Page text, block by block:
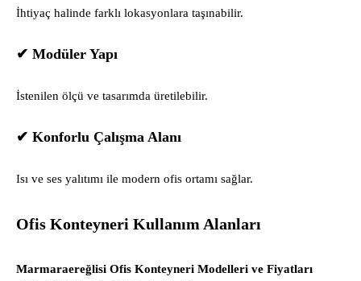
İhtiyaç halinde farklı lokasyonlara taşınabilir.
✔ Modüler Yapı
İstenilen ölçü ve tasarımda üretilebilir.
✔ Konforlu Çalışma Alanı
Isı ve ses yalıtımı ile modern ofis ortamı sağlar.
Ofis Konteyneri Kullanım Alanları
Marmaraereğlisi Ofis Konteyneri Modelleri ve Fiyatları